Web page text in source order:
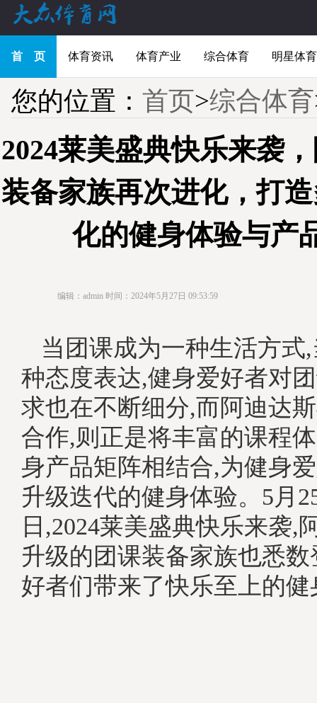
首 页 体育资讯 体育产业 综合体育 明星体育
您的位置： 首页>综合体育
2024莱美盛典快乐来袭
装备家族再次进化，打
化的健身体验与产
编辑：admin 时间：2024年5月27日 09:53:59
当团课成为一种生活方式
种态度表达,健身爱好者对
求也在不断细分,而阿迪达
合作,则正是将丰富的课程
身产品矩阵相结合,为健身
升级迭代的健身体验。5月
日,2024莱美盛典快乐来袭,
升级的团课装备家族也悉
好者们带来了快乐至上的